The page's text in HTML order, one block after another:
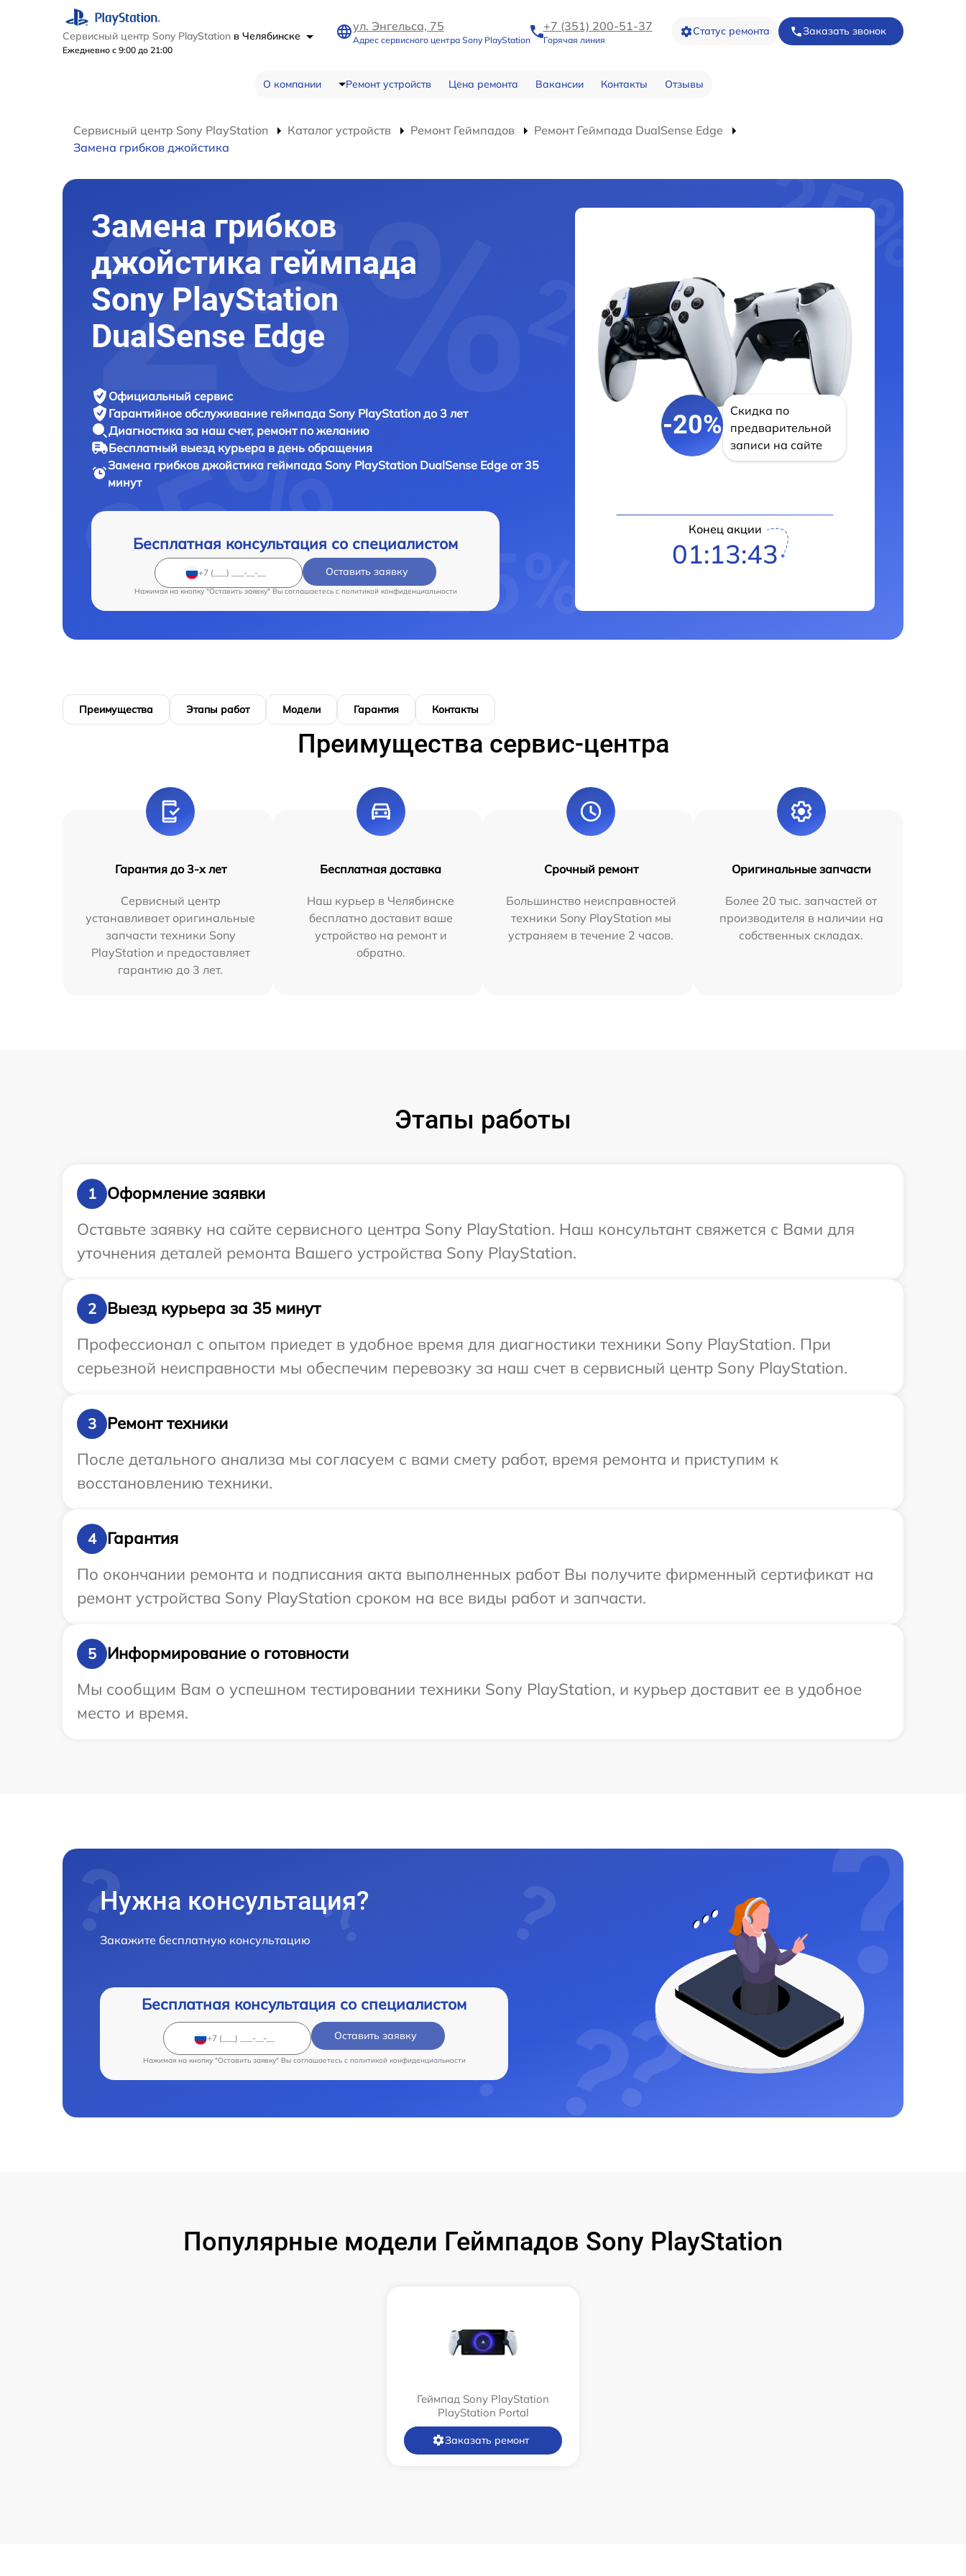
Сервисный центр Sony PlayStation в Челябинске
Ежедневно с 9:00 до 21:00
ул. Энгельса, 75
Адрес сервисного центра Sony PlayStation
+7 (351) 200-51-37
Горячая линия
Статус ремонта Заказать звонок
О компании Ремонт устройств Цена ремонта Вакансии Контакты Отзывы
Сервисный центр Sony PlayStation Каталог устройств Ремонт Геймпадов
Ремонт Геймпада DualSense Edge
Замена грибков джойстика
Замена грибков
джойстика геймпада
Sony PlayStation
DualSense Edge
Официальный сервис
Гарантийное обслуживание геймпада Sony PlayStation до 3 лет
Диагностика за наш счет, ремонт по желанию
Бесплатный выезд курьера в день обращения
Замена грибков джойстика геймпада Sony PlayStation DualSense Edge от 35
минут
Бесплатная консультация со специалистом
Оставить заявку
Нажимая на кнопку "Оставить заявку" Вы соглашаетесь c политикой конфиденциальности
-20%
Скидка по
предварительной
записи на сайте
Конец акции
01:13:42
Преимущества Этапы работ Модели Гарантия Контакты
Преимущества сервис-центра
Гарантия до 3-х лет
Сервисный центр
устанавливает оригинальные
запчасти техники Sony
PlayStation и предоставляет
гарантию до 3 лет.
Бесплатная доставка
Наш курьер в Челябинске
бесплатно доставит ваше
устройство на ремонт и
обратно.
Срочный ремонт
Большинство неисправностей
техники Sony PlayStation мы
устраняем в течение 2 часов.
Оригинальные запчасти
Более 20 тыс. запчастей от
производителя в наличии на
собственных складах.
Этапы работы
1
Оформление заявки
Оставьте заявку на сайте сервисного центра Sony PlayStation. Наш консультант свяжется с Вами для
уточнения деталей ремонта Вашего устройства Sony PlayStation.
2
Выезд курьера за 35 минут
Профессионал с опытом приедет в удобное время для диагностики техники Sony PlayStation. При
серьезной неисправности мы обеспечим перевозку за наш счет в сервисный центр Sony PlayStation.
3
Ремонт техники
После детального анализа мы согласуем с вами смету работ, время ремонта и приступим к
восстановлению техники.
4
Гарантия
По окончании ремонта и подписания акта выполненных работ Вы получите фирменный сертификат на
ремонт устройства Sony PlayStation сроком на все виды работ и запчасти.
5
Информирование о готовности
Мы сообщим Вам о успешном тестировании техники Sony PlayStation, и курьер доставит ее в удобное
место и время.
Нужна консультация?
Закажите бесплатную консультацию
Бесплатная консультация со специалистом
Оставить заявку
Нажимая на кнопку "Оставить заявку" Вы соглашаетесь c политикой конфиденциальности
Популярные модели Геймпадов Sony PlayStation
Геймпад Sony PlayStation
PlayStation Portal
Заказать ремонт